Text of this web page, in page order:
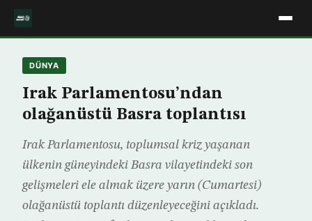
DÜNYA
Irak Parlamentosu’ndan
olağanüstü Basra toplantısı
Irak Parlamentosu, toplumsal kriz yaşanan
ülkenin güneyindeki Basra vilayetindeki son
gelişmeleri ele almak üzere yarın (Cumartesi)
olağanüstü toplantı düzenleyeceğini açıkladı.